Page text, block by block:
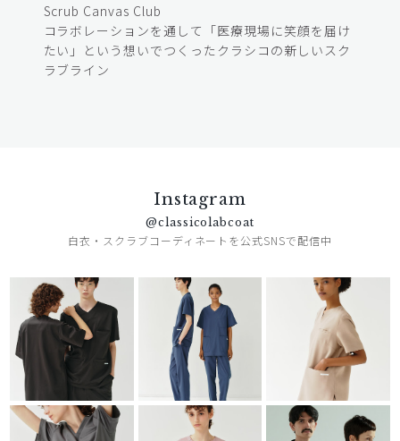
Scrub Canvas Club
コラボレーションを通して「医療現場に笑顔を届け
たい」という想いでつくったクラシコの新しいスク
ラブライン
Instagram
@classicolabcoat
白衣・スクラブコーディネートを公式SNSで配信中